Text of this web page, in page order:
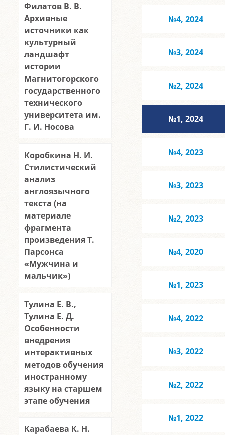
Филатов В. В.
Архивные
источники как
культурный
ландшафт
истории
Магнитогорского
государственного
технического
университета им.
Г. И. Носова
Коробкина Н. И.
Стилистический
анализ
англоязычного
текста (на
материале
фрагмента
произведения Т.
Парсонса
«Мужчина и
мальчик»)
Тулина Е. В.,
Тулина Е. Д.
Особенности
внедрения
интерактивных
методов обучения
иностранному
языку на старшем
этапе обучения
Карабаева К. Н.
№4, 2024
№3, 2024
№2, 2024
№1, 2024
№4, 2023
№3, 2023
№2, 2023
№4, 2020
№1, 2023
№4, 2022
№3, 2022
№2, 2022
№1, 2022